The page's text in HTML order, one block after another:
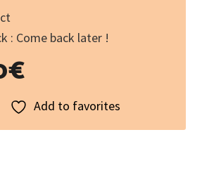
: Come back later !
€
Add to favorites